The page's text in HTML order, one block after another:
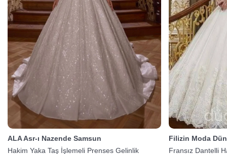
ALA Asr-ı Nazende Samsun
Hakim Yaka Taş İşlemeli Prenses Gelinlik
Filizin Moda
Fransız Dantelli